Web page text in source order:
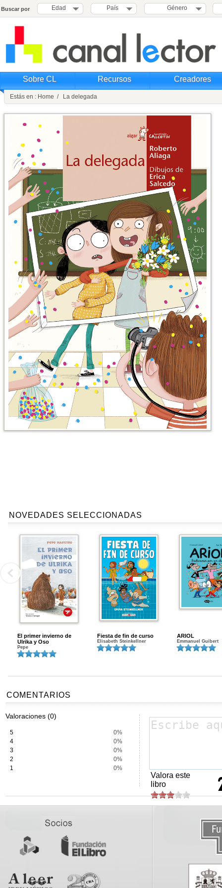
Buscar por Edad País Género
Sobre CL Recursos Creadores
Estás en : Home / La delegada
NOVEDADES SELECCIONADAS
El primer invierno de
Ulrika y Oso
Pepe
Fiesta de fin de curso
Elisabeth Steinkellner
ARIOL
Emmanuel Guibert
COMENTARIOS
Valoraciones (0)
5
0%
4
0%
3
0%
2
0%
1
0%
Valora este
libro